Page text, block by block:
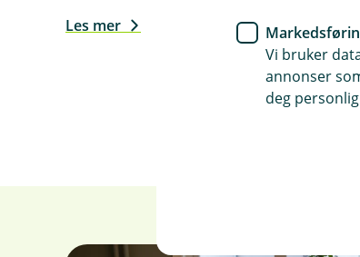
Les mer
Vi bruker
annonser
deg